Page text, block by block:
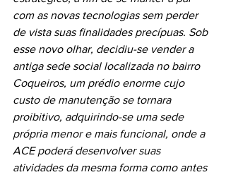
com as novas tecnologias sem perder
de vista suas finalidades precípuas. Sob
esse novo olhar, decidiu-se vender a
antiga sede social localizada no bairro
Coqueiros, um prédio enorme cujo
custo de manutenção se tornara
proibitivo, adquirindo-se uma sede
própria menor e mais funcional, onde a
ACE poderá desenvolver suas
atividades da mesma forma como antes